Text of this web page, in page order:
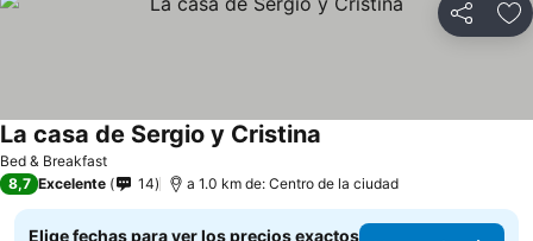
Compartir
Bed & Breakfast
La casa de Sergio y Cristina
8,7 Excelente 14 a 1.0 km de: Centro de la ciudad
Elige fechas para ver los precios exactos